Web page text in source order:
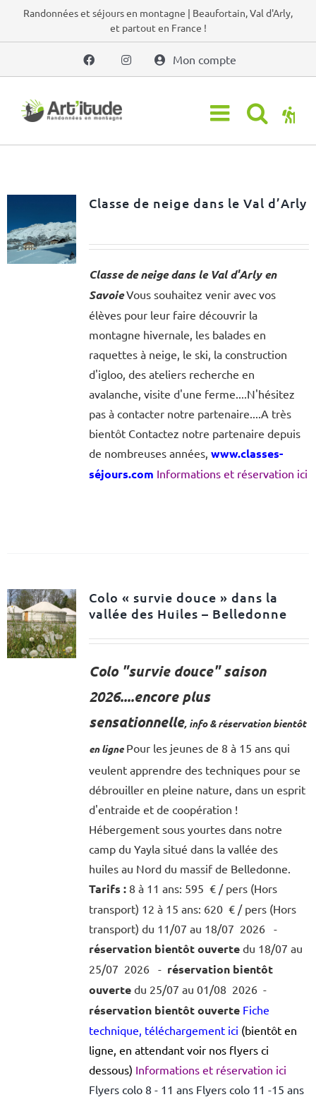
PasserRandonnées et séjours en montagne | Beaufortain, Val d'Arly,
et partout en France !
Mon compte
Classe de neige dans le Val d’Arly
Classe de neige dans le Val d'Arly en
SavoieVous souhaitez venir avec vos
élèves pour leur faire découvrir la
montagne hivernale, les balades en
raquettes à neige, le ski, la construction
d'igloo, des ateliers recherche en
avalanche, visite d'une ferme....N'hésitez
pas à contacter notre partenaire....A très
bientôt Contactez notre partenaire depuis
de nombreuses années, www.classes-
séjours.com Informations et réservation ici
Colo « survie douce » dans la
vallée des Huiles – Belledonne
Colo "survie douce" saison
2026....encore plus
sensationnelle, info & réservation bientôt
en ligne Pour les jeunes de 8 à 15 ans qui
veulent apprendre des techniques pour se
débrouiller en pleine nature, dans un esprit
d'entraide et de coopération !
Hébergement sous yourtes dans notre
camp du Yayla situé dans la vallée des
huiles au Nord du massif de Belledonne.
Tarifs :8 à 11 ans: 595 € / pers (Hors
transport) 12 à 15 ans: 620 € / pers (Hors
transport) du 11/07 au 18/07 2026 -
réservation bientôt ouvertedu 18/07 au
25/07 2026 - réservation bientôt
ouvertedu 25/07 au 01/08 2026 -
réservation bientôt ouverte Fiche
technique, téléchargement ici (bientôt en
ligne, en attendant voir nos flyers ci
dessous) Informations et réservation ici
Flyers colo 8 - 11 ans Flyers colo 11 -15 ans